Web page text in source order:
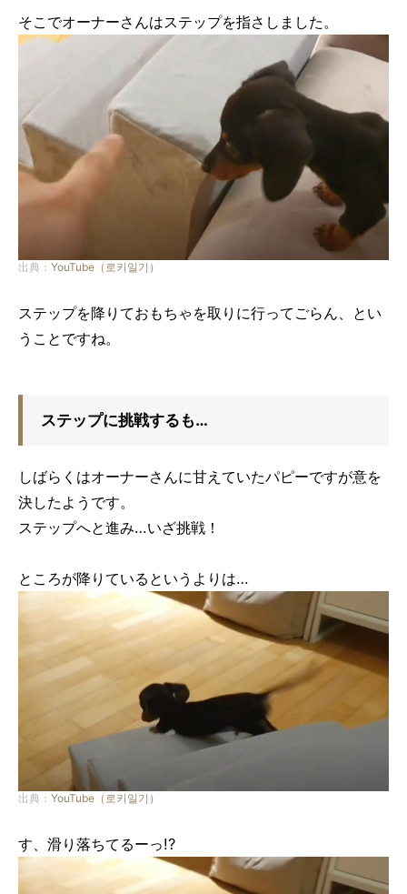
そこでオーナーさんはステップを指さしました。
出典： YouTube（로키일기）
ステップを降りておもちゃを取りに行ってごらん、とい
うことですね。
ステップに挑戦するも…
しばらくはオーナーさんに甘えていたパピーですが意を
決したようです。
ステップへと進み…いざ挑戦！
ところが降りているというよりは…
出典： YouTube（로키일기）
す、滑り落ちてるーっ!?